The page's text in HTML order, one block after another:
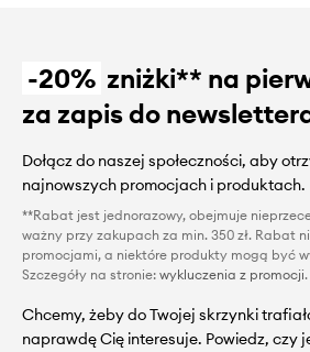
-20% zniżki** na
za zapis do
Dołącz do naszej społeczności, aby
najnowszych promocjach i produktach.
**Rabat jest jednorazowy, obejmuje
ważny przy zakupach za min. 350 zł. Rabat
promocjami, a niektóre produkty mogą być
Szczegóły na stronie: wykluczenia z promocji.
Chcemy, żeby do Twojej skrzynki
naprawdę Cię interesuje. Powiedz, czy